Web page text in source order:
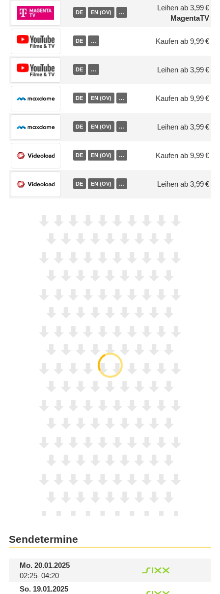
DE EN (OV) …
Leihen ab 3,99 €
MagentaTV
DE … Kaufen ab 9,99 €
DE … Leihen ab 3,99 €
DE EN (OV) … Kaufen ab 9,99 €
DE EN (OV) … Leihen ab 3,99 €
DE EN (OV) … Kaufen ab 9,99 €
DE EN (OV) … Leihen ab 3,99 €
Sendetermine
Mo.20.01.2025
02:25–04:20
So.19.01.2025